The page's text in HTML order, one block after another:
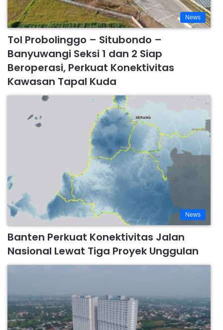
News
Tol Probolinggo – Situbondo –
Banyuwangi Seksi 1 dan 2 Siap
Beroperasi, Perkuat Konektivitas
Kawasan Tapal Kuda
News
Banten Perkuat Konektivitas Jalan
Nasional Lewat Tiga Proyek Unggulan